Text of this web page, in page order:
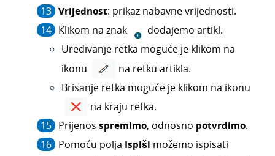
Izvještavanje o naplati
Vrijednost: prikaz nabavne vrijednosti.
Klikom na znak
dodajemo artikl.
Uređivanje retka moguće je klikom na
ikonu
na retku artikla.
Brisanje retka moguće je klikom na ikonu
na kraju retka.
Prijenos spremimo, odnosno potvrdimo.
Pomoću polja Ispiši možemo ispisati